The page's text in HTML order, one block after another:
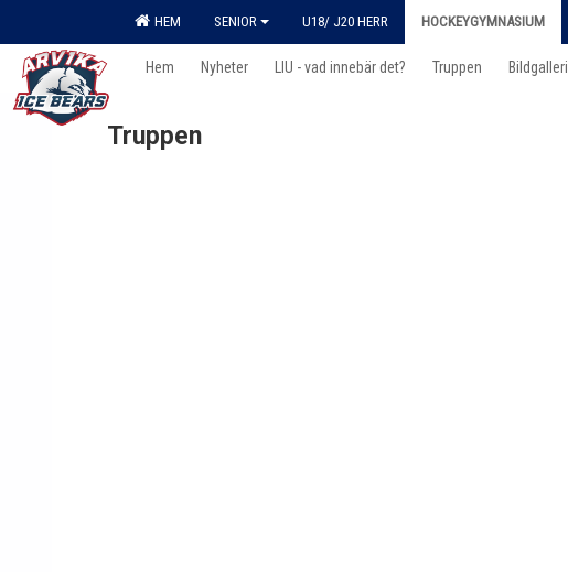
HEM SENIOR U18/ J20 HERR HOCKEYGYMNASIUM
Hem Nyheter LIU - vad innebär det? Truppen Bildgalleri
Truppen